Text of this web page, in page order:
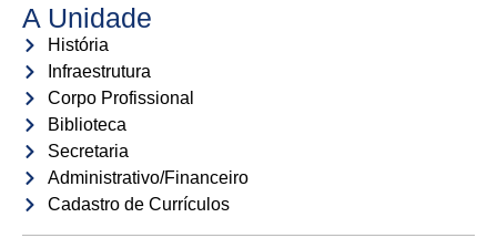
A Unidade
História
Infraestrutura
Corpo Profissional
Biblioteca
Secretaria
Administrativo/Financeiro
Cadastro de Currículos